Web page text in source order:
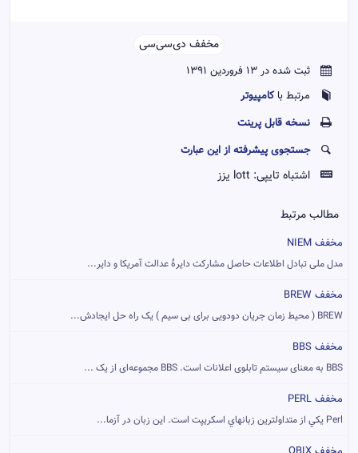
مخفف دی‌سی‌سی‌‌
ثبت شده در 13 فروردین 1391
مرتبط باکامپیوتر
نسخه قابل پرينت
جستجوی پیشرفته از این عبارت
اشتباه تایپی: lott یزز
مطالب مرتبط
مخفف NIEM
مدل ملی تبادل اطلاعات حاصل مشارکت دایرهٔ عدالت آمریکا و دایر...
مخفف BREW
BREW ( محیط زمان جریان دودویی برای بی سیم ) یک راه حل ایجادش...
مخفف BBS
BBS به معنای سیستم تابلوی اعلانات است. BBS مجموعه‌ای از یک ...
مخفف PERL
Perl يکي از متداولترين زبانهاي اسکريپت است. اين زبان در آزما...